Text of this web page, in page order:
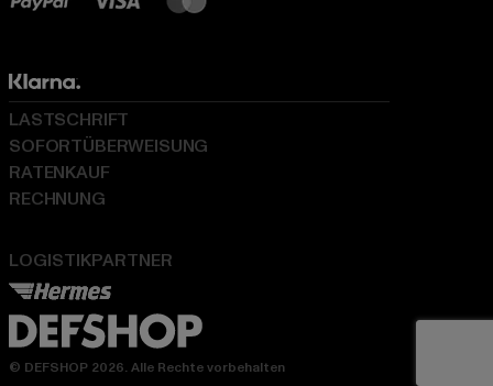
LOGISTIKPARTNER
LASTSCHRIFT
SOFORTÜBERWEISUNG
RATENKAUF
RECHNUNG
© DEFSHOP 2026. Alle Rechte vorbehalten